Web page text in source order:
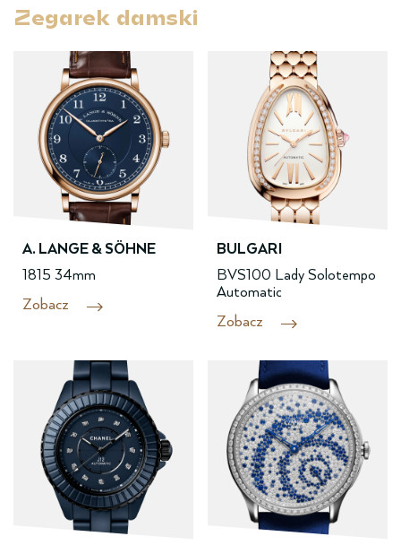
Zegarek damski
A. LANGE & SÖHNE
1815 34mm
Zobacz
BULGARI
BVS100 Lady Solotempo
Automatic
Zobacz